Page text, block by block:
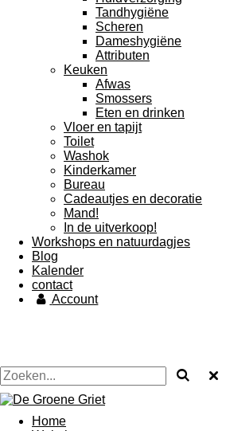
Tandhygiëne
Scheren
Dameshygiëne
Attributen
Keuken
Afwas
Smossers
Eten en drinken
Vloer en tapijt
Toilet
Washok
Kinderkamer
Bureau
Cadeautjes en decoratie
Mand!
In de uitverkoop!
Workshops en natuurdagjes
Blog
Kalender
contact
Account
Home